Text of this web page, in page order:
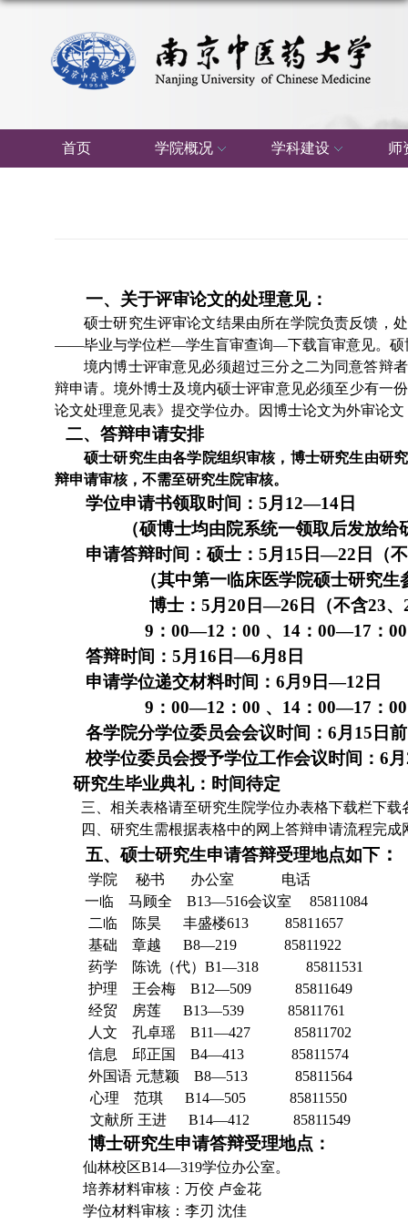
首页 学院概况 学科建设 师
一、关于评审论文的处理意见：
硕士研究生评审论文结果由所在学院负责反馈，
——毕业与学位栏—学生盲审查询—下载盲审意见。硕
境内博士评审意见必须超过三分之二为同意答辩
辩申请。境外博士及境内硕士评审意见必须至少有一
论文处理意见表》提交学位办。因博士论文为外审论
二、答辩申请安排
硕士研究生由各学院组织审核，博士研究生由研
辩申请审核，不需至研究生院审核。
学位申请书领取时间：5月12—14日
（硕博士均由院系统一领取后发放给
申请答辩时间：硕士：5月15日—22日（
（其中第一临床医学院硕士研究
博士：5月20日—26日（不含23、
9 ：00—12：00 、14：00—17：00
答辩时间：5月16日—6月8日
申请学位递交材料时间：6月9日—12日
9 ：00—12：00 、14：00—17：00
各学院分学位委员会会议时间：6月15日前
校学位委员会授予学位工作会议时间：6
研究生毕业典礼：时间待定
三、相关表格请至研究生院学位办表格下载栏下
四、研究生需根据表格中的网上答辩申请流程完
五、硕士研究生申请答辩受理地点如下：
学院 秘书 办公室
一临 马顾全 B13—516会议室
二临 陈昊 丰盛楼613
基础 章越 B8—219
药学 陈诜（代）B1—318
护理 王会梅 B12—509
经贸 房莲 B13—539
人文 孔卓瑶 B11—427
信息 邱正国 B4—413
外国语 元慧颖 B8—513
心理 范琪 B14—505 85811550
文献所 王进 B14—412 85811549
博士研究生申请答辩受理地点：
仙林校区B14—319学位办公室。
培养材料审核：万佼 卢金花
学位材料审核：李刃 沈佳